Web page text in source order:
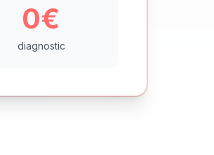
0€
diagnostic